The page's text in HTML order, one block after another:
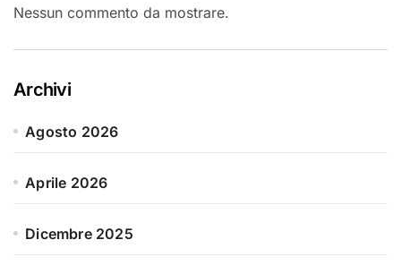
Nessun commento da mostrare.
Archivi
Agosto 2026
Aprile 2026
Dicembre 2025